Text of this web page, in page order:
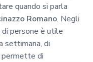
quando si parla
Romano. Negli
di persone è utile
settimana, di
di